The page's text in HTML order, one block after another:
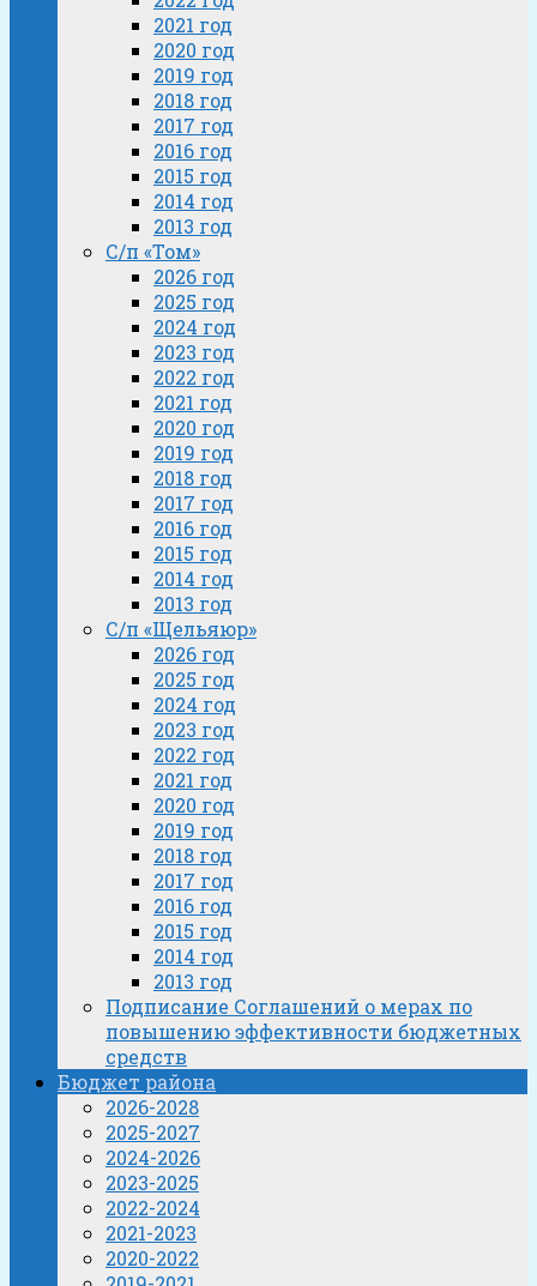
2021 год
2020 год
2019 год
2018 год
2017 год
2016 год
2015 год
2014 год
2013 год
С/п «Том»
2026 год
2025 год
2024 год
2023 год
2022 год
2021 год
2020 год
2019 год
2018 год
2017 год
2016 год
2015 год
2014 год
2013 год
С/п «Щельяюр»
2026 год
2025 год
2024 год
2023 год
2022 год
2021 год
2020 год
2019 год
2018 год
2017 год
2016 год
2015 год
2014 год
2013 год
Подписание Соглашений о мерах по
повышению эффективности бюджетных
средств
Бюджет района
2026-2028
2025-2027
2024-2026
2023-2025
2022-2024
2021-2023
2020-2022